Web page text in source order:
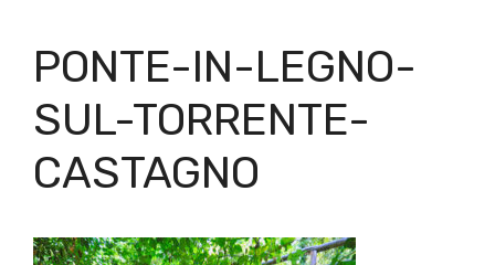
PONTE-IN-LEGNO-
SUL-TORRENTE-
CASTAGNO